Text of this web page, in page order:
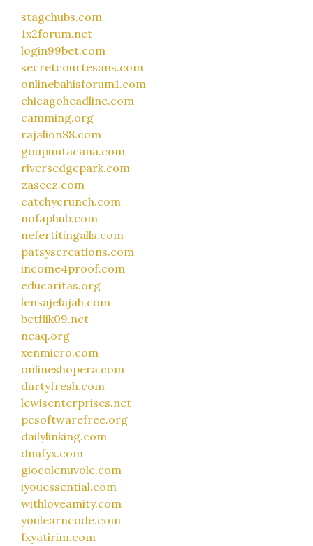
stagehubs.com
1x2forum.net
login99bet.com
secretcourtesans.com
onlinebahisforum1.com
chicagoheadline.com
camming.org
rajalion88.com
goupuntacana.com
riversedgepark.com
zaseez.com
catchycrunch.com
nofaphub.com
nefertitingalls.com
patsyscreations.com
income4proof.com
educaritas.org
lensajelajah.com
betflik09.net
ncaq.org
xenmicro.com
onlineshopera.com
dartyfresh.com
lewisenterprises.net
pcsoftwarefree.org
dailylinking.com
dnafyx.com
giocolenuvole.com
iyouessential.com
withloveamity.com
youlearncode.com
fxyatirim.com